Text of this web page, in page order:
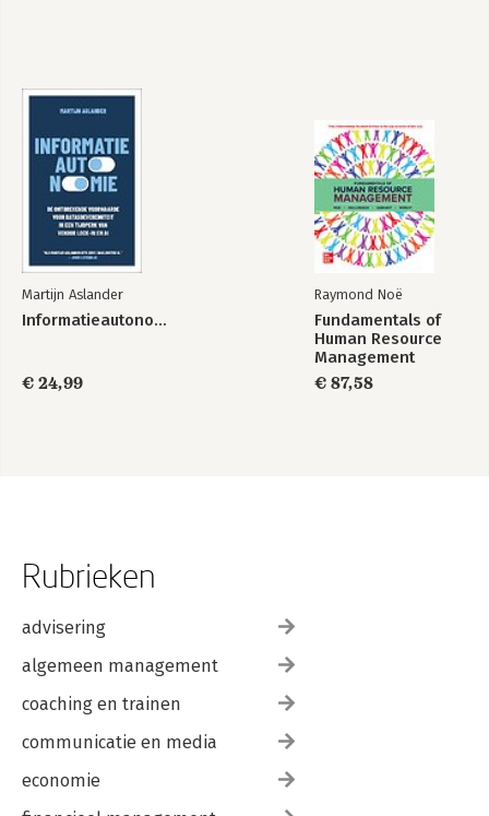
Martijn Aslander
Informatieautonomie
€ 24,99
Raymond Noë
Fundamentals of
Human Resource
Management
€ 87,58
Rubrieken
advisering
algemeen management
coaching en trainen
communicatie en media
economie